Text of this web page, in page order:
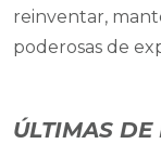
reinventar,
poderosas de
ÚLTIMAS DE